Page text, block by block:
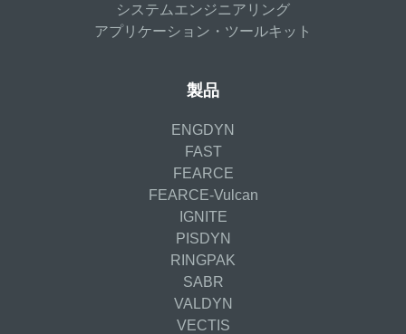
システムエンジニアリング
アプリケーション・ツールキット
製品
ENGDYN
FAST
FEARCE
FEARCE-Vulcan
IGNITE
PISDYN
RINGPAK
SABR
VALDYN
VECTIS